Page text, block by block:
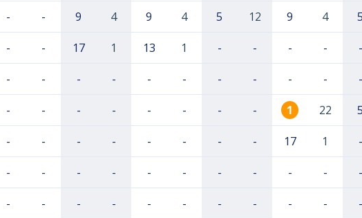
- - 9 4 9 4 5 12 9 4
- - 17 1 13 1 - - - - -
- - - - - - - - - - -
- - - - - - - - 1 22
- - - - - - - - 17 1 -
- - - - - - - - - - -
- - - - - - - - - - -